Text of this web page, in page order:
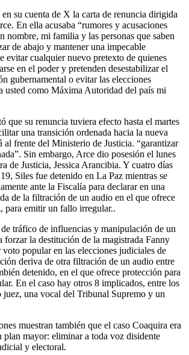
su cuenta de X la carta de renuncia dirigida
En ella acusaba “rumores y acusaciones
nombre, mi familia y las personas que saben
de abajo y mantener una impecable
evitar cualquier nuevo pretexto de quienes
en el poder y pretenden desestabilizar el
gubernamental o evitar las elecciones
usted como Máxima Autoridad del país mi
que su renuncia tuviera efecto hasta el martes
una transición ordenada hacia la nueva
al frente del Ministerio de Justicia. “garantizar
Sin embargo, Arce dio posesión el lunes
de Justicia, Jessica Arancibia. Y cuatro días
Siles fue detenido en La Paz mientras se
ante la Fiscalía para declarar en una
de la filtración de un audio en el que ofrece
para emitir un fallo irregular..
tráfico de influencias y manipulación de un
forzar la destitución de la magistrada Fanny
popular en las elecciones judiciales de
deriva de otra filtración de un audio entre
detenido, en el que ofrece protección para
En el caso hay otros 8 implicados, entre los
juez, una vocal del Tribunal Supremo y un
muestran también que el caso Coaquira era
plan mayor: eliminar a toda voz disidente
y electoral.